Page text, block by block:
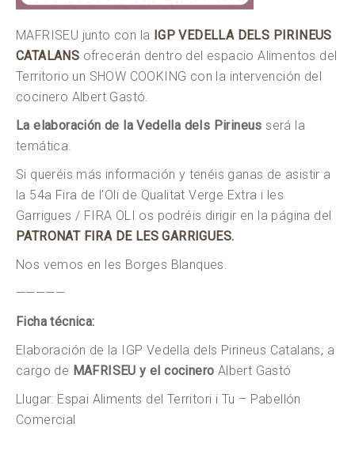
MAFRISEU junto con la IGP VEDELLA DELS PIRINEUS
CATALANS ofrecerán dentro del espacio Alimentos del
Territorio un SHOW COOKING con la intervención del
cocinero Albert Gastó.
La elaboración de la Vedella dels Pirineus será la
temática.
Si queréis más información y tenéis ganas de asistir a
la 54a Fira de l’Oli de Qualitat Verge Extra i les
Garrigues / FIRA OLI os podréis dirigir en la página del
PATRONAT FIRA DE LES GARRIGUES.
Nos vemos en les Borges Blanques.
—————
Ficha técnica:
Elaboración de la IGP Vedella dels Pirineus Catalans, a
cargo de MAFRISEU y el cocinero Albert Gastó
Llugar: Espai Aliments del Territori i Tu – Pabellón
Comercial